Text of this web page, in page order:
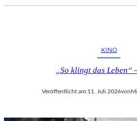
KINO
„So klingt das
Veröffentlicht am:11. Juli 2026von